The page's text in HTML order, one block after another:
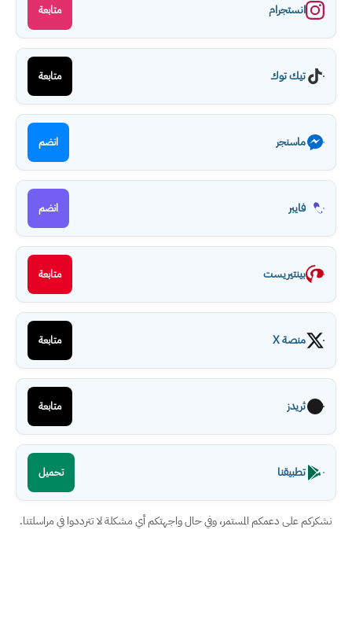
انستجرام متابعة
تيك توك متابعة
ماسنجر انضم
فايبر انضم
بينتيريست متابعة
منصة X متابعة
ثريدز متابعة
تطبيقنا تحميل
نشكركم على دعمكم المستمر، وفي حال واجهتكم أي مشكلة لا تترددوا في مراسلتنا.